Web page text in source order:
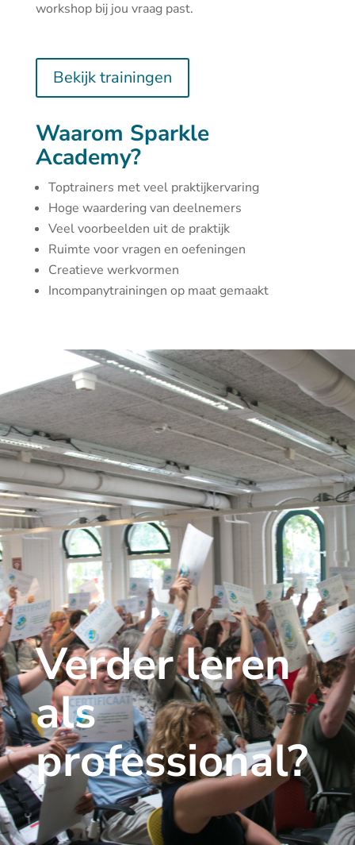
workshop bij jou vraag past.
Bekijk trainingen
Waarom Sparkle
Academy?
Toptrainers met veel praktijkervaring
Hoge waardering van deelnemers
Veel voorbeelden uit de praktijk
Ruimte voor vragen en oefeningen
Creatieve werkvormen
Incompanytrainingen op maat gemaakt
Verder leren
als
professional?